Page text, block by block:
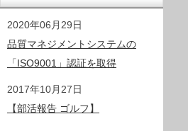
2020年06月29日
品質マネジメントシステムの
「ISO9001」認証を取得
2017年10月27日
【部活報告 ゴルフ】